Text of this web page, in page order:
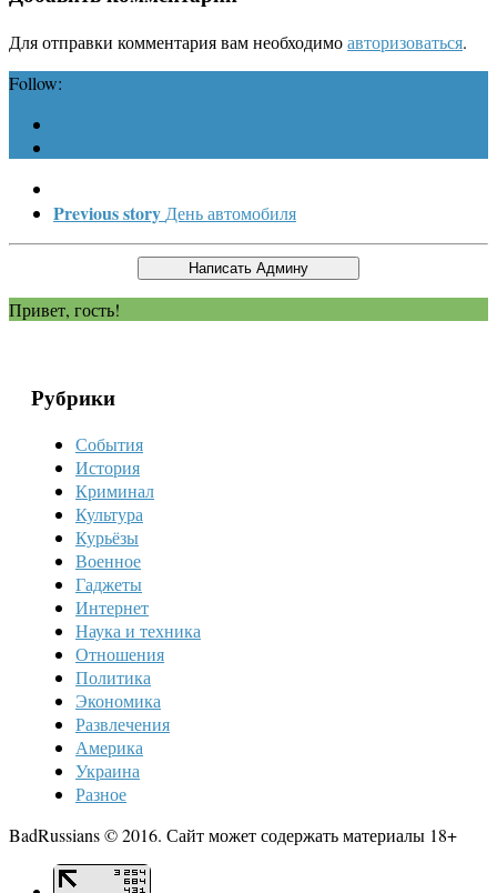
Для отправки комментария вам необходимоавторизоваться.
Follow:
Previous story День автомобиля
Привет, гость!
Рубрики
События
История
Криминал
Культура
Курьёзы
Военное
Гаджеты
Интернет
Наука и техника
Отношения
Политика
Экономика
Развлечения
Америка
Украина
Разное
BadRussians © 2016. Сайт может содержать материалы 18+